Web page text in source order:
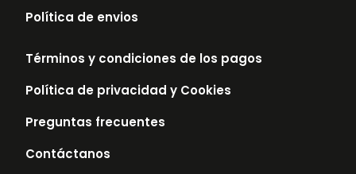
Política de envios
Términos y condiciones de los pagos
Política de privacidad y Cookies
Preguntas frecuentes
Contáctanos